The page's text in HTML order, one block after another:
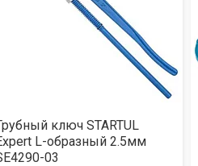
ключ STARTUL
L-образный 2.5мм
03